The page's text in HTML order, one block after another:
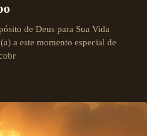
de Deus para Sua Vida
a este momento especial de